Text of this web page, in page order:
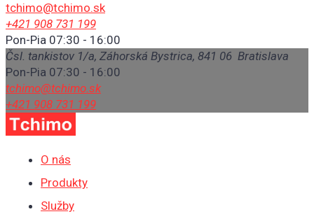
tchimo@tchimo.sk
+421 908 731 199
Pon-Pia 07:30 - 16:00
Čsl. tankistov 1/a, Záhorská Bystrica, 841 06 Bratislava
Pon-Pia 07:30 - 16:00
tchimo@tchimo.sk
+421 908 731 199
O nás
Produkty
Služby